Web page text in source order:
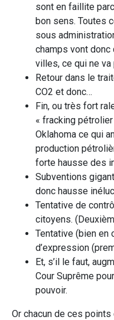
sont en faillite
bon sens. Toutes
sous
champs vont
villes, ce qui ne va
Retour dans le
CO2 et donc…
Fin, ou très fort
« fracking
Oklahoma ce qui
production
forte hausse des
Subventions
donc hausse
Tentative de
citoyens.
Tentative (bien en
d’expression
Et, s’il le faut,
Cour Suprême
pouvoir.
Or chacun de ces